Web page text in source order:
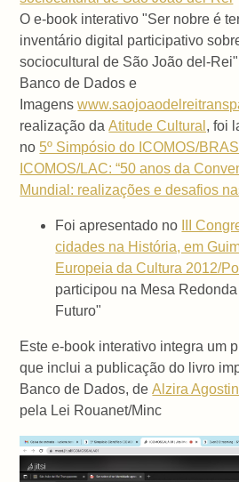
O e-book interativo "Ser nobre é
inventário digital participativo
sociocultural de São João del-
Banco de Dados e
Imagens
realização daAtitude Cultural , foi
no 5º Simpósio do ICOMOS/
ICOMOS/LAC: “50 anos da
Mundial: realizações e desafios
Foi apresentado no
III
cidades na História, em
Europeia da Cultura 2012/
participou na Mesa
Futuro"
Este e-book interativo integra um
que inclui a publicação do livro
Banco de Dados, deAlzira
pela Lei Rouanet/Minc